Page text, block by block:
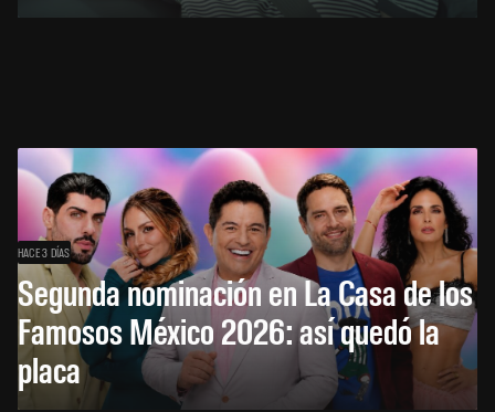
HACE 3 DÍAS
Segunda nominación en La Casa de los
Famosos México 2026: así quedó la
placa